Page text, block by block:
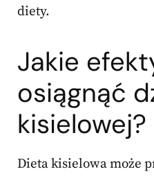
diety.
Jakie
osiągnąć
kisielowej?
Dieta kisielowa może